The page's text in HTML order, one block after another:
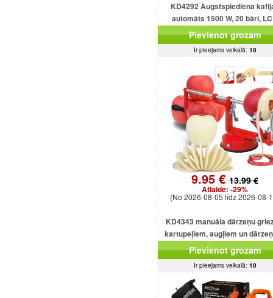
KD4292 Augstspiediena
automāts 1500 W, 20 bāri,
displejs
Pievienot grozam
Ir pieejams veikalā: 10
9.95 € 13.99 €
Atlaide: -29%
(No 2026-08-05 līdz 2026-08-
KD4343 manuāla dārzeņu
kartupeļiem, augļiem un
Pievienot grozam
Ir pieejams veikalā: 10